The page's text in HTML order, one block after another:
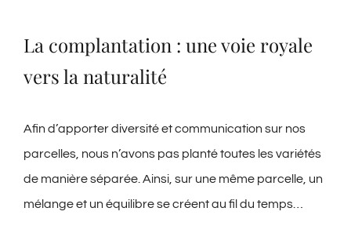
La complantation : une voie royale
vers la naturalité
Afin d’apporter diversité et communication sur nos
parcelles, nous n’avons pas planté toutes les variétés
de manière séparée. Ainsi, sur une même parcelle, un
mélange et un équilibre se créent au fil du temps…